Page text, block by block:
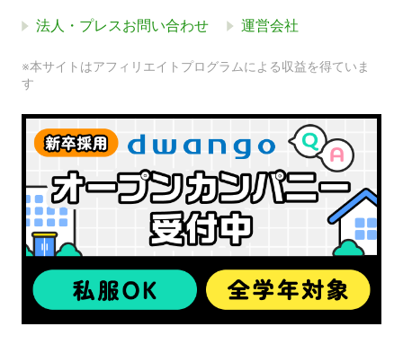
法人・プレスお問い合わせ 運営会社
※本サイトはアフィリエイトプログラムによる収益を得ていま
す